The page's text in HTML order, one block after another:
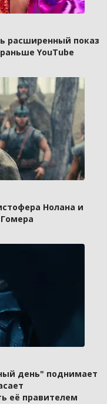
расширенный показ
YouTube
Нолана и
день" поднимает
её правителем